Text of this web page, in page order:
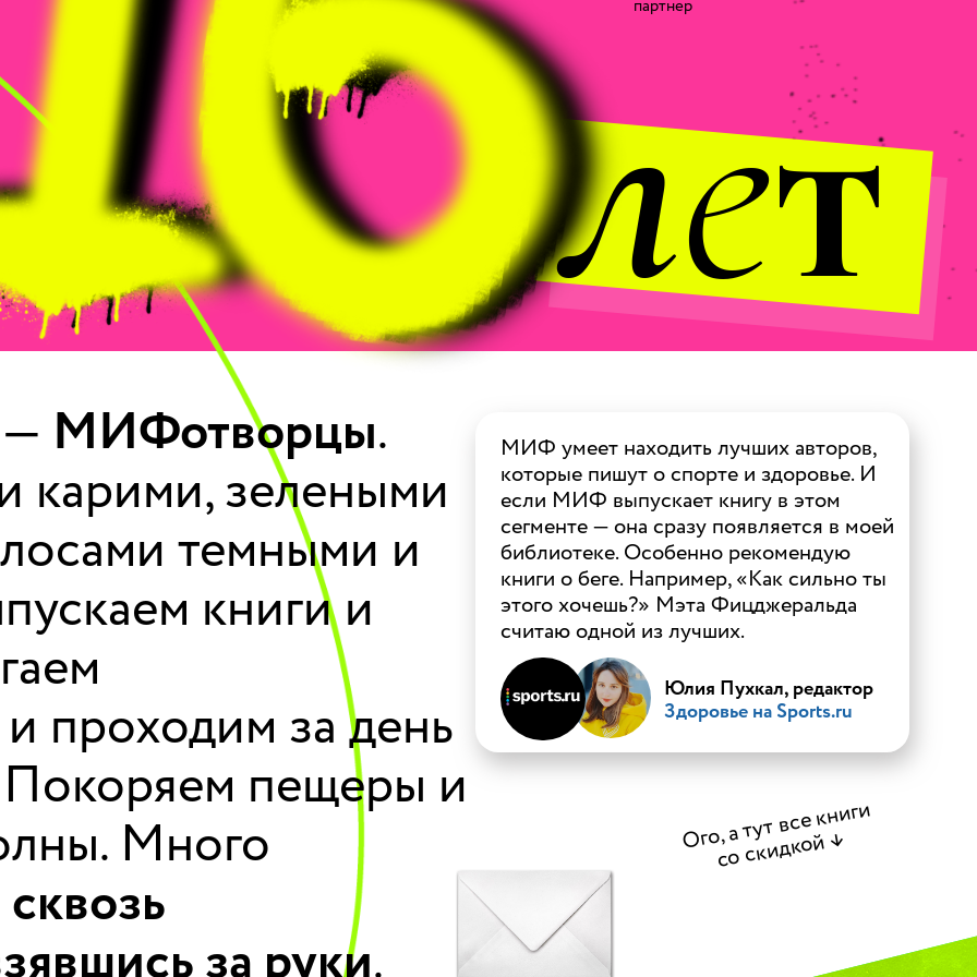
лет
партнер
МИФотворцы.
карими, зелеными
темными и
книги и
проходим за день
Покоряем пещеры и
Много
МИФ умеет находить лучших авторов,
которые пишут о спорте и здоровье. И
если МИФ выпускает книгу в этом
сегменте — она сразу появляется в моей
библиотеке. Особенно рекомендую
книги о беге. Например, «Как сильно ты
этого хочешь?» Мэта Фицджеральда
считаю одной из лучших.
Юлия Пухкал, редактор
Здоровье на Sports.ru
Ого, а тут все книги
со скидкой
↓